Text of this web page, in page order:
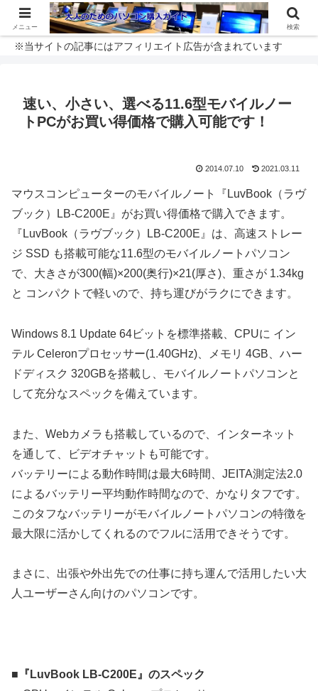
※当サイトの記事にはアフィリエイト広告が含まれています
速い、小さい、選べる11.6型モバイルノー
トPCがお買い得価格で購入可能です！
2014.07.10 2021.03.11
マウスコンピューターのモバイルノート『LuvBook（ラヴ
ブック）LB-C200E』がお買い得価格で購入できます。
『LuvBook（ラヴブック）LB-C200E』は、高速ストレー
ジ SSD も搭載可能な11.6型のモバイルノートパソコン
で、大きさが300(幅)×200(奥行)×21(厚さ)、重さが 1.34kg
と コンパクトで軽いので、持ち運びがラクにできます。
Windows 8.1 Update 64ビットを標準搭載、CPUに イン
テル Celeronプロセッサー(1.40GHz)、メモリ 4GB、ハー
ドディスク 320GBを搭載し、モバイルノートパソコンと
して充分なスペックを備えています。
また、Webカメラも搭載しているので、インターネット
を通して、ビデオチャットも可能です。
バッテリーによる動作時間は最大6時間、JEITA測定法2.0
によるバッテリー平均動作時間なので、かなりタフです。
このタフなバッテリーがモバイルノートパソコンの特徴を
最大限に活かしてくれるのでフルに活用できそうです。
まさに、出張や外出先での仕事に持ち運んで活用したい大
人ユーザーさん向けのパソコンです。
■『LuvBook LB-C200E』のスペック
メニュー 検索